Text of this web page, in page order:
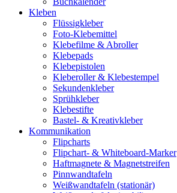
Kleben
Flüssigkleber
Foto-Klebemittel
Klebefilme & Abroller
Klebepads
Klebepistolen
Kleberoller & Klebestempel
Sekundenkleber
Sprühkleber
Klebestifte
Bastel- & Kreativkleber
Kommunikation
Flipcharts
Flipchart- & Whiteboard-Marker
Haftmagnete & Magnetstreifen
Pinnwandtafeln
Weißwandtafeln (stationär)